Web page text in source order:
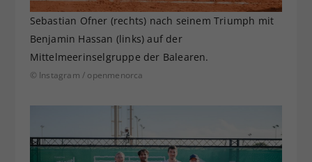
Sebastian Ofner (rechts) nach seinem Triumph mit
Benjamin Hassan (links) auf der
Mittelmeerinselgruppe der Balearen.
© Instagram / openmenorca